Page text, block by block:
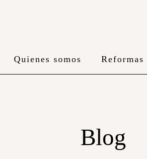
Quienes somos Reformas
Blog